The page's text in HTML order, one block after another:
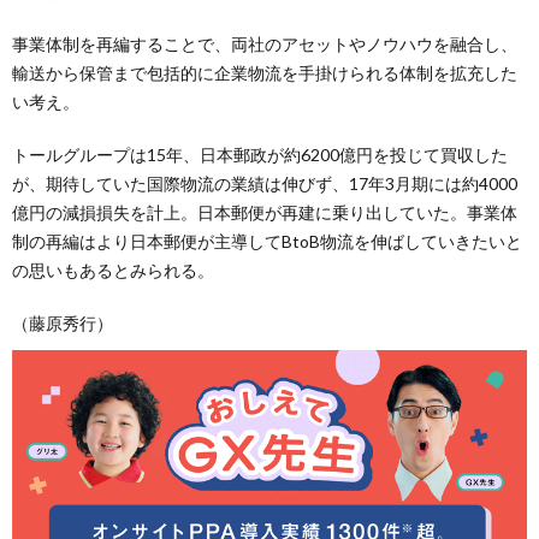
事業体制を再編することで、両社のアセットやノウハウを融合し、
輸送から保管まで包括的に企業物流を手掛けられる体制を拡充した
い考え。
トールグループは15年、日本郵政が約6200億円を投じて買収した
が、期待していた国際物流の業績は伸びず、17年3月期には約4000
億円の減損損失を計上。日本郵便が再建に乗り出していた。事業体
制の再編はより日本郵便が主導してBtoB物流を伸ばしていきたいと
の思いもあるとみられる。
（藤原秀行）